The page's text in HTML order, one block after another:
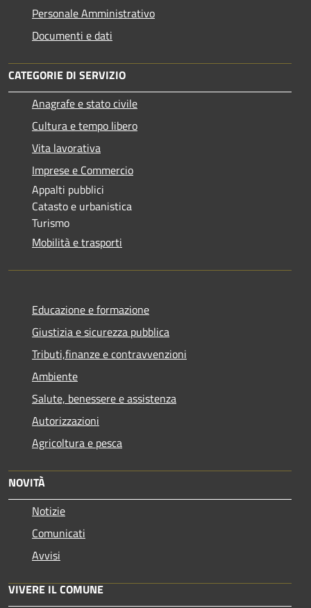
Personale Amministrativo
Documenti e dati
CATEGORIE DI SERVIZIO
Anagrafe e stato civile
Cultura e tempo libero
Vita lavorativa
Imprese e Commercio
Appalti pubblici
Catasto e urbanistica
Turismo
Mobilità e trasporti
Educazione e formazione
Giustizia e sicurezza pubblica
Tributi,finanze e contravvenzioni
Ambiente
Salute, benessere e assistenza
Autorizzazioni
Agricoltura e pesca
NOVITÀ
Notizie
Comunicati
Avvisi
VIVERE IL COMUNE